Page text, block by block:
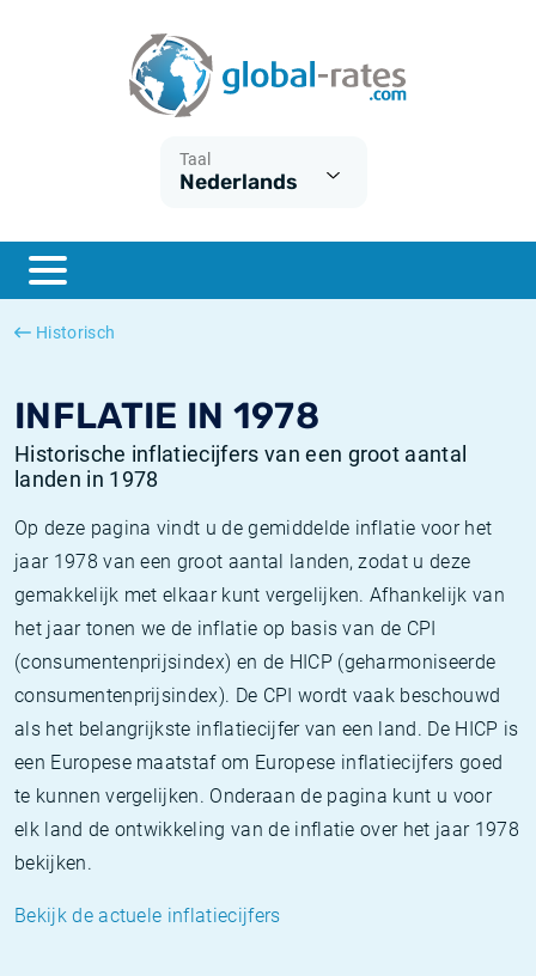
Taal
Nederlands
Historisch
INFLATIE IN 1978
Historische inflatiecijfers van een groot aantal
landen in 1978
Op deze pagina vindt u de gemiddelde inflatie voor het
jaar 1978 van een groot aantal landen, zodat u deze
gemakkelijk met elkaar kunt vergelijken. Afhankelijk van
het jaar tonen we de inflatie op basis van de CPI
(consumentenprijsindex) en de HICP (geharmoniseerde
consumentenprijsindex). De CPI wordt vaak beschouwd
als het belangrijkste inflatiecijfer van een land. De HICP is
een Europese maatstaf om Europese inflatiecijfers goed
te kunnen vergelijken. Onderaan de pagina kunt u voor
elk land de ontwikkeling van de inflatie over het jaar 1978
bekijken.
Bekijk de actuele inflatiecijfers
ESTER
SONIA
Wat is CPI inflatie?
Wat is HICP inflatie?
Nederlandse inflatie - CPI
Amerikaanse inflatie - CPI
Euribor historie
SOFR historie
TONAR historie
Inflatiecalculator